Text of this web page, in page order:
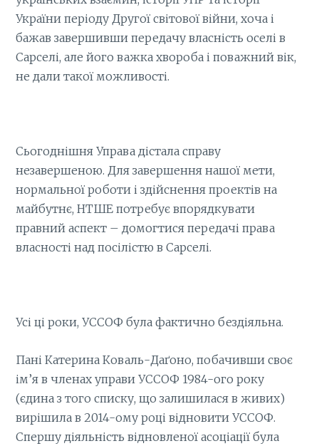
України періоду Другої світової війни, хоча і
бажав завершивши передачу власність оселі в
Сарселі, але його важка хвороба і поважний вік,
не дали такої можливості.
Сьогоднішня Управа дістала справу
незавершеною. Для завершення нашої мети,
нормальної роботи і здійснення проектів на
майбутнє, НТШЕ потребує впорядкувати
правний аспект – домогтися передачі права
власності над посілістю в Сарселі.
Усі ці роки, УССОФ була фактично бездіяльна.
Пані Катерина Коваль-Даґоно, побачивши своє
ім’я в членах управи УССОФ 1984-ого року
(єдина з того списку, що залишилася в живих)
вирішила в 2014-ому році відновити УССОФ.
Спершу діяльність відновленої асоціації була